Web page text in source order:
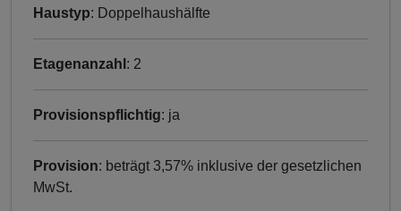
Haustyp: Doppelhaushälfte
Etagenanzahl : 2
Provisionspflichtig: ja
Provision: beträgt 3,57% inklusive der gesetzlichen
MwSt.